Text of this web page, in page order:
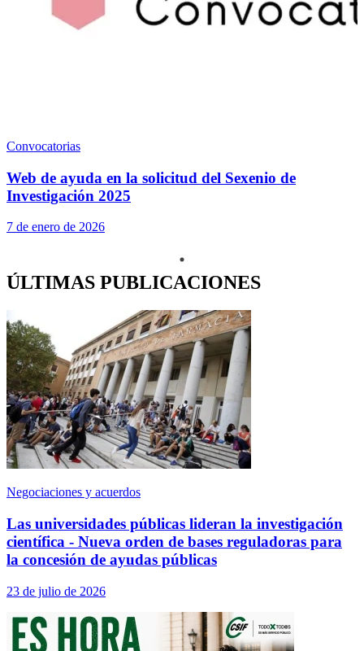
Convocatorias
Web de ayuda en la solicitud del Sexenio de
Investigación 2025
7 de enero de 2026
ÚLTIMAS PUBLICACIONES
Negociaciones y acuerdos
Las universidades públicas lideran la investigación
científica - Nueva orden de bases reguladoras para
la concesión de ayudas públicas
23 de julio de 2026